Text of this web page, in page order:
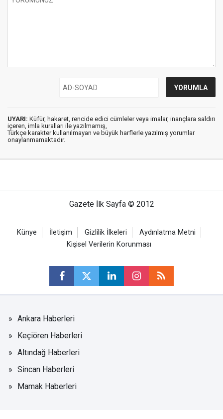
UYARI: Küfür, hakaret, rencide edici cümleler veya imalar, inançlara saldırı
içeren, imla kuralları ile yazılmamış,
Türkçe karakter kullanılmayan ve büyük harflerle yazılmış yorumlar
onaylanmamaktadır.
Gazete İlk Sayfa © 2012
Künye İletişim Gizlilik İlkeleri
Aydınlatma Metni
Kişisel Verilerin Korunması
Ankara Haberleri
Keçiören Haberleri
Altındağ Haberleri
Sincan Haberleri
Mamak Haberleri